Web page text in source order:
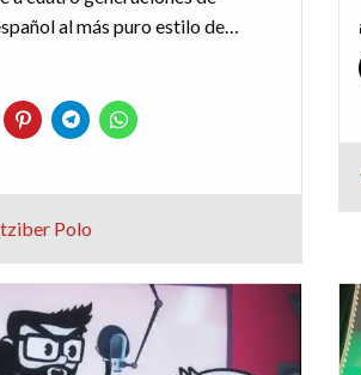
al más puro estilo de…
Polo